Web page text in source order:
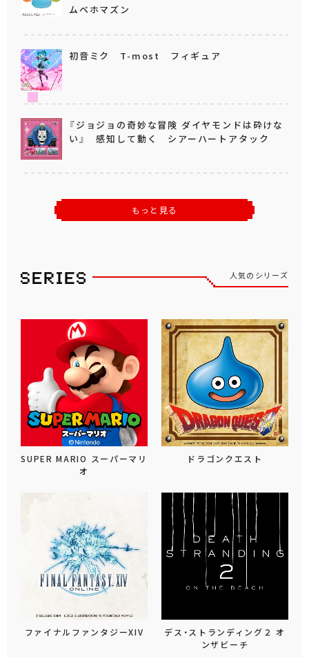
ムベホマズン
初音ミク T-most フィギュア
『ジョジョの奇妙な冒険 ダイヤモンドは砕けな
い』 感知して動く シアーハートアタック
もっと見る
人気のシリーズ
SUPER MARIO スーパーマリ
オ
ドラゴンクエスト
ファイナルファンタジーXIV
デス・ストランディング２ オ
ンザビーチ